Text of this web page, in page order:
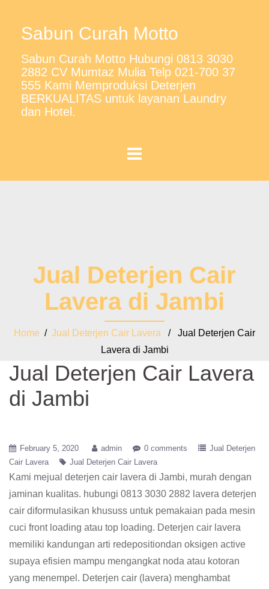
Sabun Curah Motto
Sabun Curah Motto Hubungi 0813 3030
2882 CV Mumtaz Mulia Telp 021-700 37
555 Kami Memproduksi Deterjen
BERKUALITAS untuk layanan Laundry
dan Hotel.
Jual Deterjen Cair
Lavera di Jambi
Home / Jual Deterjen Cair Lavera / Jual Deterjen Cair
Lavera di Jambi
Jual Deterjen Cair Lavera
di Jambi
February 5, 2020 admin 0 comments
Jual Deterjen
Cair Lavera
Jual Deterjen Cair Lavera
Kami mejual deterjen cair lavera di Jambi, murah dengan
jaminan kualitas. hubungi 0813 3030 2882 lavera deterjen
cair diformulasikan khususs untuk pemakaian pada mesin
cuci front loading atau top loading. Deterjen cair lavera
memiliki kandungan arti redepositiondan oksigen active
supaya efisien mampu mengangkat noda atau kotoran
yang menempel. Deterjen cair (lavera) menghambat